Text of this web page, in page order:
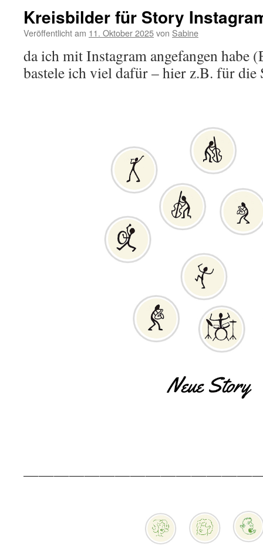
Kreisbilder für Story
Veröffentlicht am 11. Oktober 2025von Sabine
da ich mit Instagram angefangen habe
bastele ich viel dafür – hier z.B. für